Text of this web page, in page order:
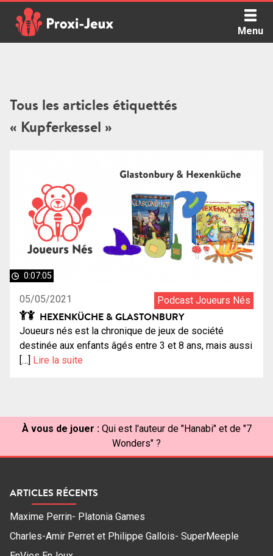
content
Menu
Tous les articles étiquettés
« Kupferkessel »
0:07:05
05/05/2021 Podcast Joueurs Nés
HEXENKÜCHE & GLASTONBURY
Joueurs nés est la chronique de jeux de société
destinée aux enfants âgés entre 3 et 8 ans, mais aussi
[…] Lire la suite
À vous de jouer : Qui est l'auteur de "Hanabi" et de "7
Wonders" ?
ARTICLES RÉCENTS
Maxime Perrin- Platonia Games
Charles-Amir Perret et Philippe Gallois- SuperMeeple